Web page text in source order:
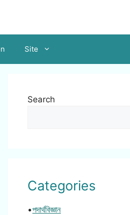
Site
Search
Categories
•পদার্থবিজ্ঞান